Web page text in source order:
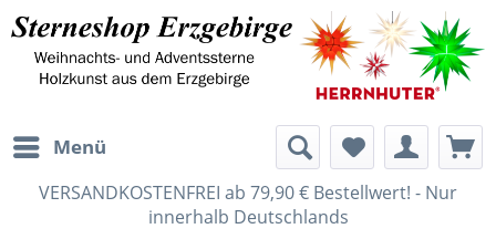
Menü
VERSANDKOSTENFREI ab 79,90 € Bestellwert! - Nur
innerhalb Deutschlands